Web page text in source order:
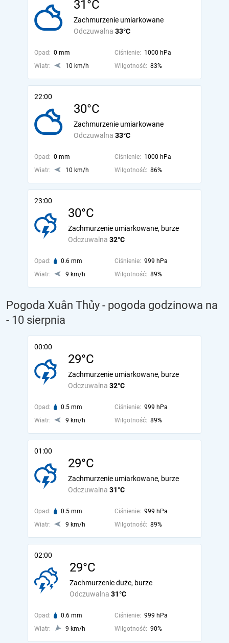
31°C
Odczuwalna 33°C
Zachmurzenie umiarkowane
Opad: 0 mm Ciśnienie: 1000 hPa
Wiatr:
10 km/h Wilgotność: 83%
22:00
30°C
Odczuwalna 33°C
Zachmurzenie umiarkowane
Opad: 0 mm Ciśnienie: 1000 hPa
Wiatr:
10 km/h Wilgotność: 86%
23:00
30°C
Odczuwalna 32°C
Zachmurzenie umiarkowane, burze
Opad: 0.6 mm Ciśnienie: 999 hPa
Wiatr:
9 km/h Wilgotność: 89%
Pogoda Xuân Thủy - pogoda godzinowa na
- 10 sierpnia
00:00
29°C
Odczuwalna 32°C
Zachmurzenie umiarkowane, burze
Opad: 0.5 mm Ciśnienie: 999 hPa
Wiatr:
9 km/h Wilgotność: 89%
01:00
29°C
Odczuwalna 31°C
Zachmurzenie umiarkowane, burze
Opad: 0.5 mm Ciśnienie: 999 hPa
Wiatr:
9 km/h Wilgotność: 89%
02:00
29°C
Odczuwalna 31°C
Zachmurzenie duże, burze
Opad: 0.6 mm Ciśnienie: 999 hPa
Wiatr:
9 km/h Wilgotność: 90%